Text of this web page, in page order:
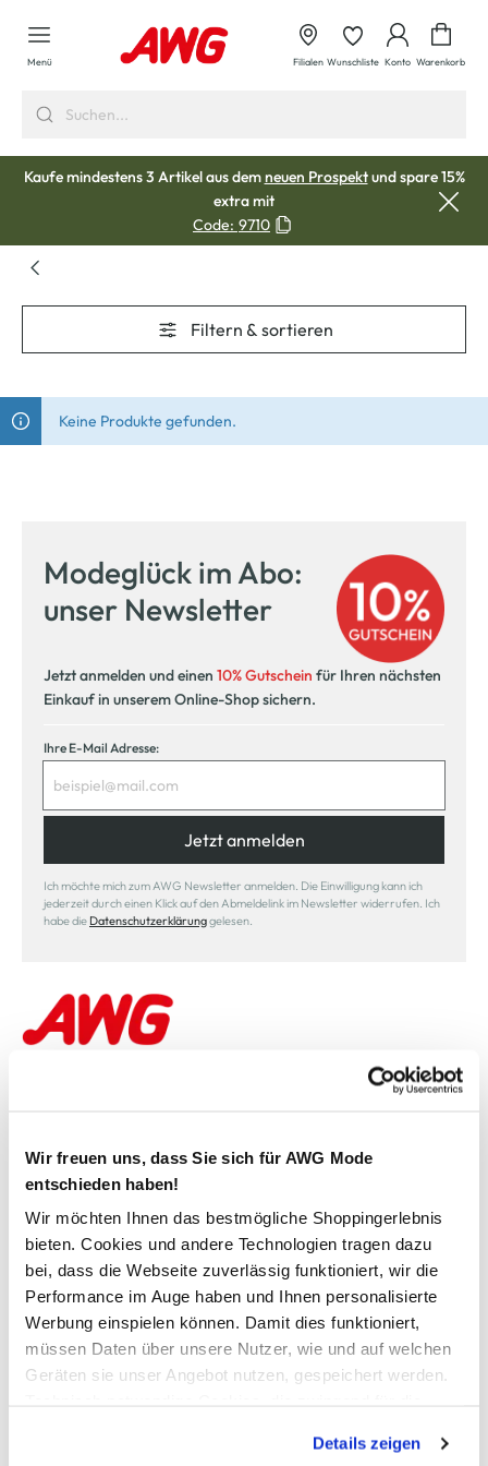
Wir freuen uns, dass Sie sich für AWG Mode
entschieden haben!
Wir möchten Ihnen das bestmögliche Shoppingerlebnis
bieten. Cookies und andere Technologien tragen dazu
bei, dass die Webseite zuverlässig funktioniert, wir die
Performance im Auge haben und Ihnen personalisierte
Werbung einspielen können. Damit dies funktioniert,
müssen Daten über unsere Nutzer, wie und auf welchen
Geräten sie unser Angebot nutzen, gespeichert werden.
werden, werden bei der Nutzung der Webseite auf jeden
Details zeigen
springen
Menü Filialen Wunschliste Konto Warenkorb
Kaufe mindestens 3 Artikel aus demneuen Prospektund spare 15%
extra mit
Code: 9710
Filtern & sortieren
Keine Produkte gefunden.
Modeglück im Abo:
unser Newsletter
Jetzt anmelden und einen 10% Gutschein für Ihren nächsten
Einkauf in unserem Online-Shop sichern.
Ihre E-Mail Adresse:
Jetzt anmelden
Ich möchte mich zum AWG Newsletter anmelden. Die Einwilligung kann ich
jederzeit durch einen Klick auf den Abmeldelink im Newsletter widerrufen. Ich
habe die Datenschutzerklärunggelesen.
Folgen Sie AWG Mode